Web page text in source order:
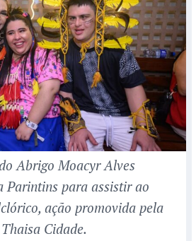
Abrigo Moacyr Alves
Parintins para assistir ao
ação promovida pela
Cidade.